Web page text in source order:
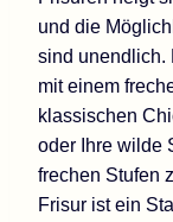
und die
sind unendlich.
mit einem
klassischen
oder Ihre wilde
frechen Stufen
Frisur ist ein